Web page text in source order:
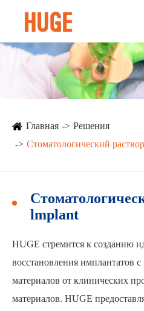
Главная
Решения
Стоматологический
lmplant
HUGE стремится к созданию
восстановления имплантатов
материалов от клинических
материалов. HUGE